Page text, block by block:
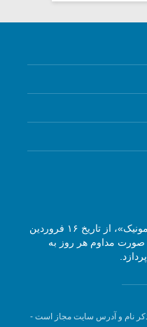
مجله آنلاین موسیقی «گفتگوی هارمونیک»، از تاریخ ۱۶ فروردین
به صورت مداوم هر روز به
ذکر نام و آدرس سایت مجاز است -